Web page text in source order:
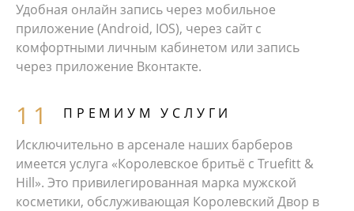
Удобная онлайн запись через мобильное
приложение (Android, IOS), через сайт с
комфортными личным кабинетом или запись
через приложение Вконтакте.
ПРЕМИУМ УСЛУГИ
Исключительно в арсенале наших барберов
имеется услуга «Королевское бритьё с Truefitt &
Hill». Это привилегированная марка мужской
косметики, обслуживающая Королевский Двор в